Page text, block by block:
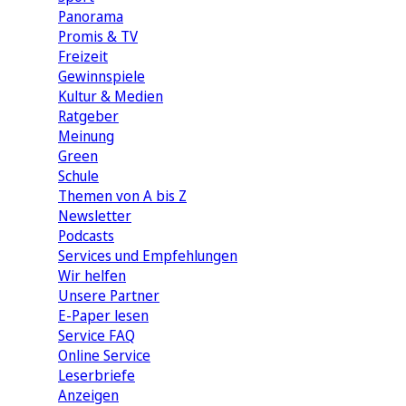
Panorama
Promis & TV
Freizeit
Gewinnspiele
Kultur & Medien
Ratgeber
Meinung
Green
Schule
Themen von A bis Z
Newsletter
Podcasts
Services und Empfehlungen
Wir helfen
Unsere Partner
E-Paper lesen
Service FAQ
Online Service
Leserbriefe
Anzeigen